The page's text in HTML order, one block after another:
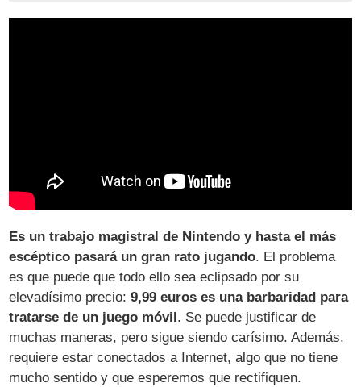
Es un trabajo magistral de Nintendo y hasta el más
escéptico pasará un gran rato jugando. El problema
es que puede que todo ello sea eclipsado por su
elevadísimo precio:9,99 euros es una barbaridad para
tratarse de un juego móvil . Se puede justificar de
muchas maneras, pero sigue siendo carísimo. Además,
requiere estar conectados a Internet, algo que no tiene
mucho sentido y que esperemos que rectifiquen.